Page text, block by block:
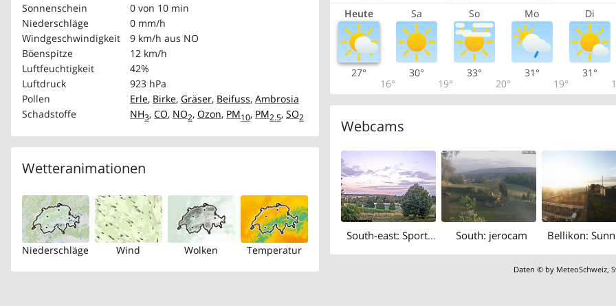
Sonnenschein
0 von 10 min
Niederschläge
0 mm/h
Windgeschwindigkeit
9 km/h aus NO
Böenspitze
12 km/h
Luftfeuchtigkeit
42%
Luftdruck
923 hPa
Pollen
Erle, Birke, Gräser, Beifuss, Ambrosia
Schadstoffe
NH3, CO, NO2, Ozon, PM10, PM2.5, SO2
Wetteranimationen
Niederschläge Wind Wolken Temperatur
Heute Sa So Mo Di
27°
16°
30°
19°
33°
20°
31°
19°
31°
Webcams
South-east: Sportzentrum Burkertsmatt South: jerocam
Daten © by MeteoSchweiz,